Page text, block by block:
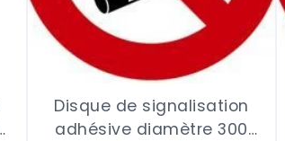
Disque de signalisation
adhésive diamètre 300